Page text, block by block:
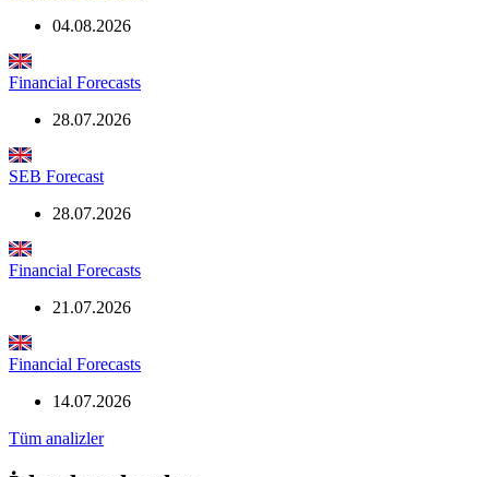
04.08.2026
Financial Forecasts
28.07.2026
SEB Forecast
28.07.2026
Financial Forecasts
21.07.2026
Financial Forecasts
14.07.2026
Tüm analizler